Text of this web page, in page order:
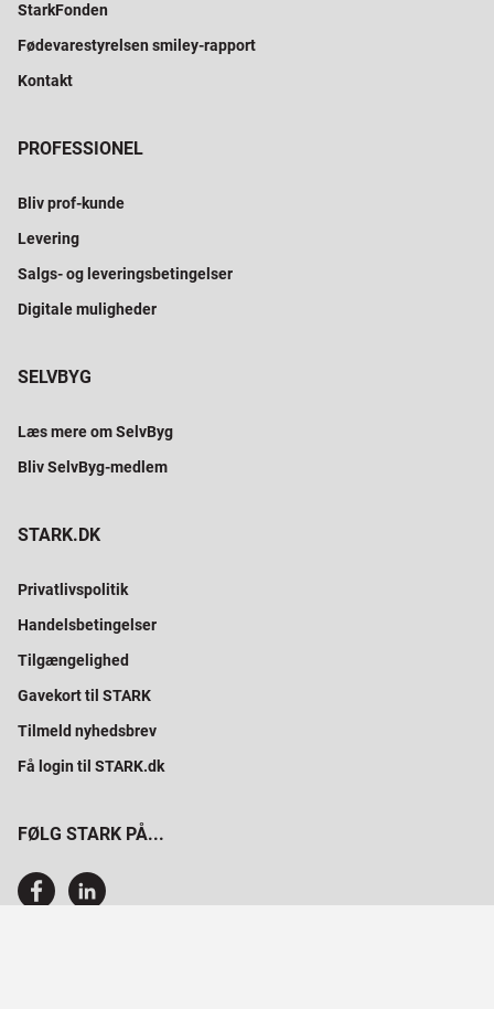
StarkFonden
Fødevarestyrelsen smiley-rapport
Kontakt
PROFESSIONEL
Bliv prof-kunde
Levering
Salgs- og leveringsbetingelser
Digitale muligheder
SELVBYG
Læs mere om SelvByg
Bliv SelvByg-medlem
STARK.DK
Privatlivspolitik
Handelsbetingelser
Tilgængelighed
Gavekort til STARK
Tilmeld nyhedsbrev
Få login til STARK.dk
FØLG STARK PÅ...